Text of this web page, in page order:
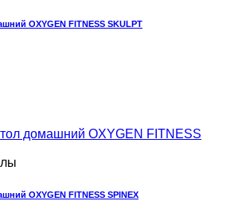
OXYGEN FITNESS SKULPT
OXYGEN FITNESS SPINEX